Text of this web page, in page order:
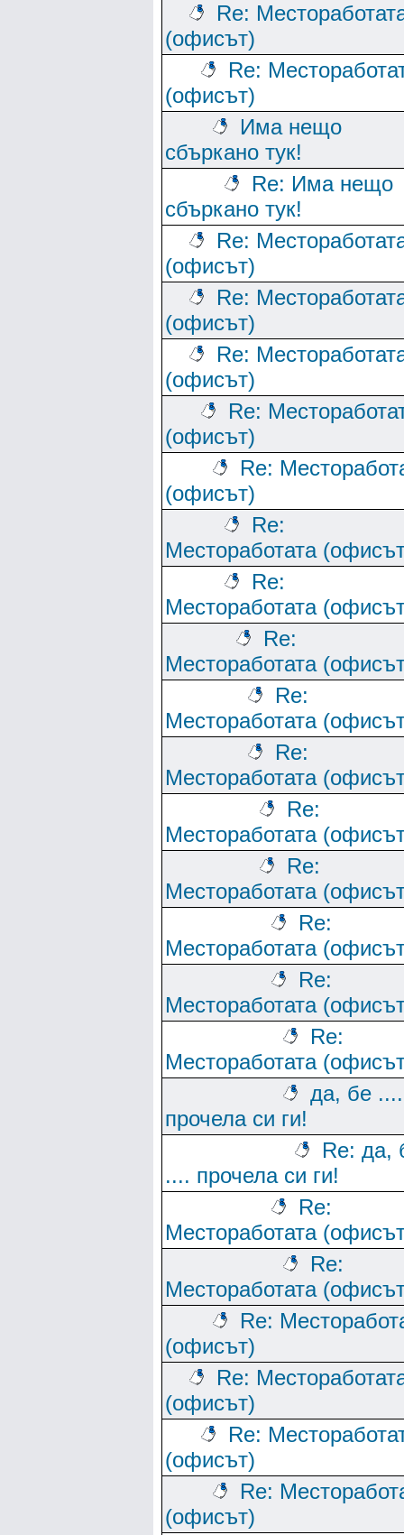
Re:
(офисът)
Re:
(офисът)
Има нещо
сбъркано тук!
Re: Има нещо
сбъркано тук!
Re:
(офисът)
Re:
(офисът)
Re:
(офисът)
Re:
(офисът)
Re:
(офисът)
Re:
Местоработата
Re:
Местоработата
Re:
Местоработата
Re:
Местоработата
Re:
Местоработата
Re:
Местоработата
Re:
Местоработата
Re:
Местоработата
Re:
Местоработата
Re:
Местоработата
да, бе ....
прочела си ги!
Re: да,
.... прочела си ги!
Re:
Местоработата
Re:
Местоработата
Re:
(офисът)
Re:
(офисът)
Re:
(офисът)
Re:
(офисът)